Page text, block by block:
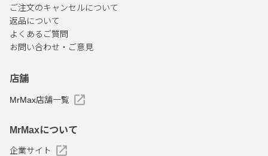
ご注文のキャンセルについて
返品について
よくあるご質問
お問い合わせ・ご意見
店舗
MrMax店舗一覧
MrMaxについて
企業サイト